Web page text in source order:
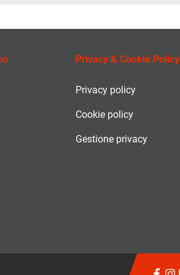
Privacy & Cookie Policy
Privacy policy
Cookie policy
Gestione privacy